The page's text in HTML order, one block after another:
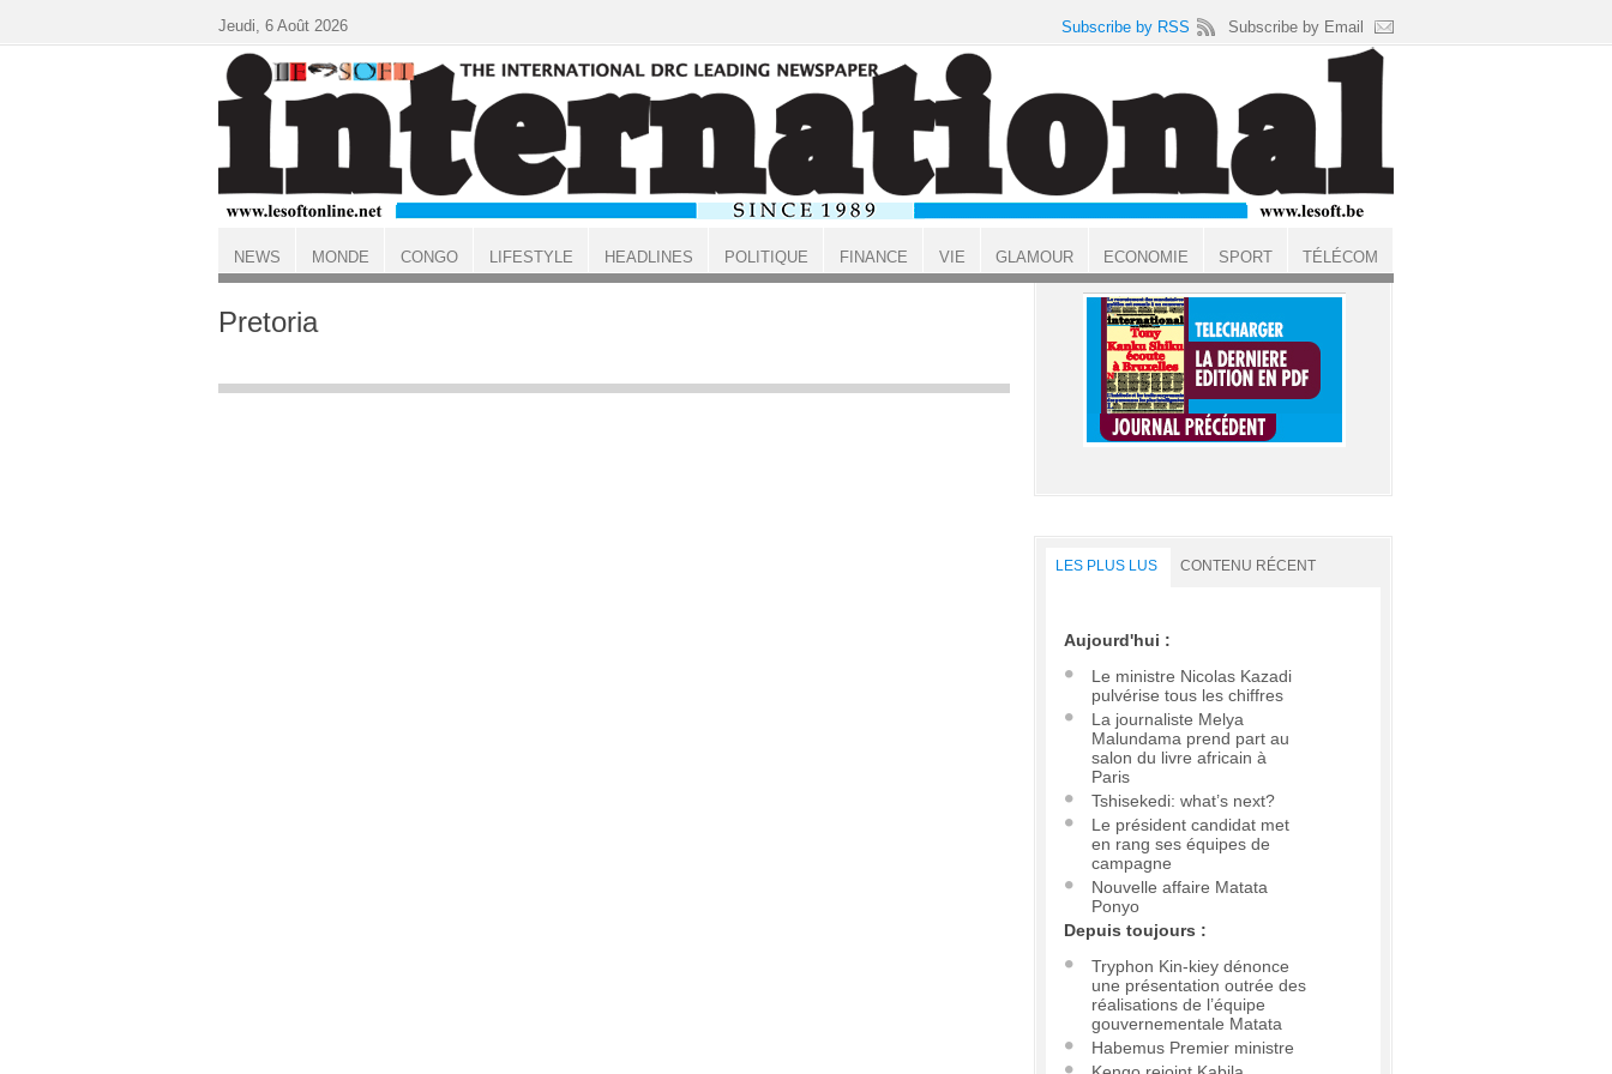
ACCUEIL
Pretoria
LES PLUS LUS CONTENU RÉCENT
Aujourd'hui :
Le ministre Nicolas Kazadi
pulvérise tous les chiffres
La journaliste Melya
Malundama prend part au
salon du livre africain à
Paris
Tshisekedi: what’s next?
Le président candidat met
en rang ses équipes de
campagne
Nouvelle affaire Matata
Ponyo
Depuis toujours :
Tryphon Kin-kiey dénonce
une présentation outrée des
réalisations de l’équipe
gouvernementale Matata
Habemus Premier ministre
Jeudi, 6 Août 2026 Subscribe by RSS Subscribe by Email
NEWS MONDE CONGO LIFESTYLE HEADLINES POLITIQUE FINANCE VIE GLAMOUR ECONOMIE SPORT TÉLÉCOM